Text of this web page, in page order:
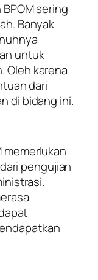
sering
Banyak
untuk
Oleh karena
dari
di bidang ini.
memerlukan
pengujian